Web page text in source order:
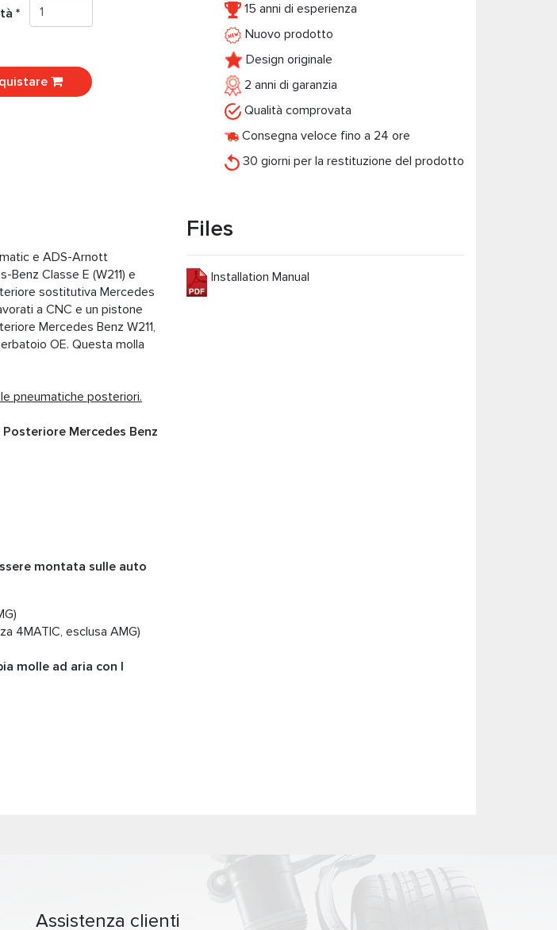
*
15 anni di esperienza
Nuovo prodotto
Design originale
2 anni di garanzia
Qualità comprovata
Consegna veloce fino a 24 ore
30 giorni per la restituzione del prodotto
e ADS-Arnott
Classe E (W211) e
sostitutiva Mercedes
a CNC e un pistone
Mercedes Benz W211,
OE. Questa molla
pneumatiche posteriori.
Mercedes Benz
montata sulle auto
4MATIC, esclusa AMG)
molle ad aria con I
Files
Installation Manual
Assistenza clienti